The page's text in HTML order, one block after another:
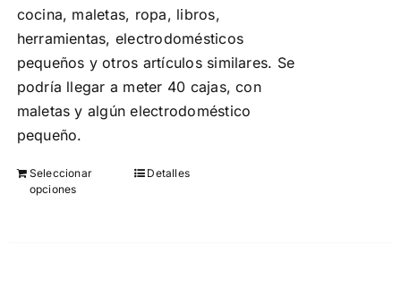
cocina, maletas, ropa, libros,
herramientas, electrodomésticos
pequeños y otros artículos similares. Se
podría llegar a meter 40 cajas, con
maletas y algún electrodoméstico
pequeño.
Seleccionar
opciones
EsteDetalles